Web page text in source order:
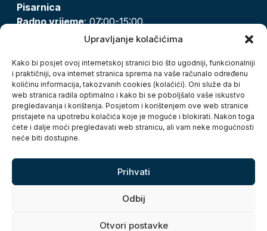
Upravljanje kolačićima
Kako bi posjet ovoj internetskoj stranici bio što ugodniji, funkcionalniji
i praktičniji, ova internet stranica sprema na vaše računalo određenu
količinu informacija, takozvanih cookies (kolačići). Oni služe da bi
web stranica radila optimalno i kako bi se poboljšalo vaše iskustvo
pregledavanja i korištenja. Posjetom i korištenjem ove web stranice
pristajete na upotrebu kolačića koje je moguće i blokirati. Nakon toga
ćete i dalje moći pregledavati web stranicu, ali vam neke mogućnosti
neće biti dostupne.
Prihvati
Odbij
Otvori postavke
Pisarnica
Radno vrijeme: 07:00-15:00
pisarnica@karlovac.hr
Zaštita osobnih podataka
Pristup informacijama
Kolačići
Izjava o pristupačnosti
Turistička zajednica grada Karlovca